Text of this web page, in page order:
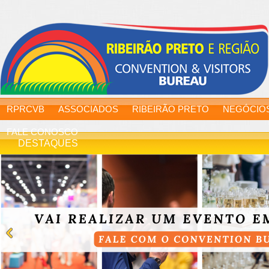
RPRCVB ASSOCIADOS RIBEIRÃO PRETO
FALE CONOSCO
DESTAQUES